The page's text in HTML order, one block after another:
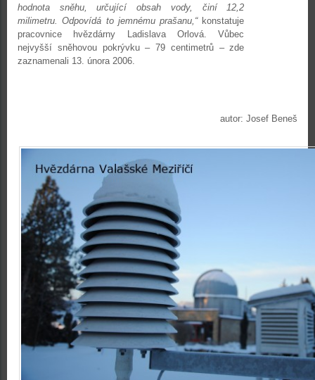
hodnota sněhu, určující obsah vody, činí 12,2
milimetru. Odpovídá to jemnému prašanu,“ konstatuje
pracovnice hvězdárny Ladislava Orlová. Vůbec
nejvyšší sněhovou pokrývku – 79 centimetrů – zde
zaznamenali 13. února 2006.
autor: Josef Beneš